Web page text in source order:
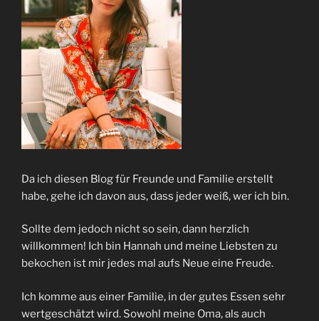
Da ich diesen Blog für Freunde und Familie erstellt
habe, gehe ich davon aus, dass jeder weiß, wer ich bin.
Sollte dem jedoch nicht so sein, dann herzlich
willkommen! Ich bin Hannah und meine Liebsten zu
bekochen ist mir jedes mal aufs Neue eine Freude.
Ich komme aus einer Familie, in der gutes Essen sehr
wertgeschätzt wird. Sowohl meine Oma, als auch